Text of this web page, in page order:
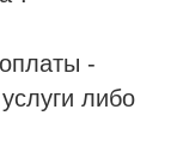
-
либо